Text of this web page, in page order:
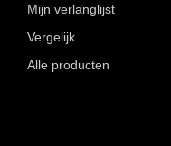
Mijn verlanglijst
Vergelijk
Alle producten